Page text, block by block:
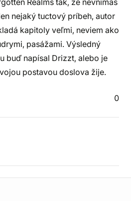
Realms tak, že nevnímaš
nejaký tuctový príbeh, autor
kapitoly veľmi, neviem ako
pasážami. Výsledný
buď napísal Drizzt, alebo je
postavou doslova žije.
0